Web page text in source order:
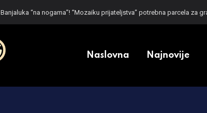
Banjaluka “na nogama”! “Mozaiku prijateljstva” potrebna parcela za
Naslovna Najnovije